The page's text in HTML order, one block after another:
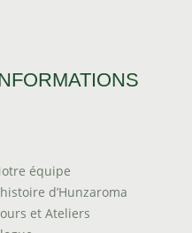
équipe
d’Hunzaroma
et Ateliers